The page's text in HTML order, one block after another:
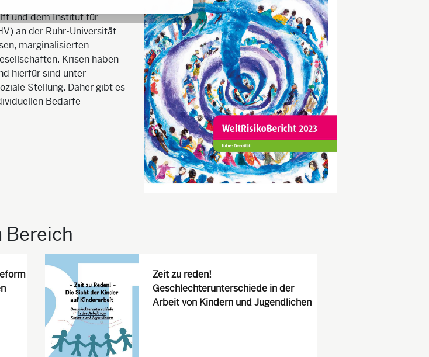
und dem Institut für
an der Ruhr-Universität
marginalisierten
Krisen haben
hierfür sind unter
Stellung. Daher gibt es
Bedarfe
Bereich
Zeit zu reden!
Geschlechterunterschiede in der
Arbeit von Kindern und Jugendlichen